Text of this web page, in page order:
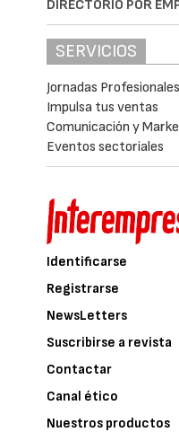
DIRECTORIO POR
SERVICIOS
Jornadas Profesionales
Impulsa tus ventas
Comunicación y
Eventos sectoriales
Identificarse
Registrarse
NewsLetters
Suscribirse a revista
Contactar
Canal ético
Nuestros productos